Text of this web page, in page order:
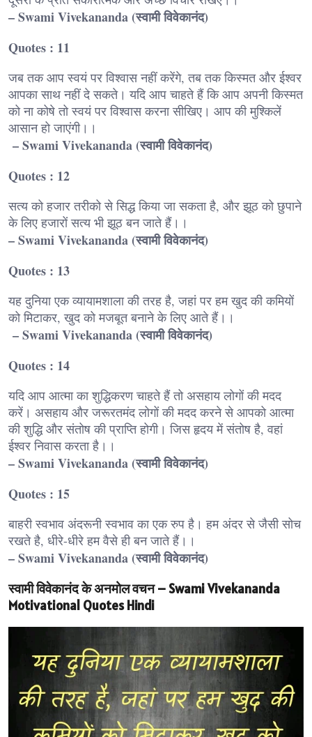
– Swami Vivekananda (स्वामी विवेकानंद)
Quotes : 11
जब तक आप स्वयं पर विश्वास नहीं करेंगे, तब तक किस्मत और ईश्वर
आपका साथ नहीं दे सकते। यदि आप चाहते हैं कि आप अपनी किस्मत
को ना कोषे तो स्वयं पर विश्वास करना सीखिए। आप की मुश्किलें
आसान हो जाएंगी।।
– Swami Vivekananda (स्वामी विवेकानंद)
Quotes : 12
सत्य को हजार तरीको से सिद्ध किया जा सकता है, और झूठ को छुपाने
के लिए हजारों सत्य भी झूठ बन जाते हैं।।
– Swami Vivekananda (स्वामी विवेकानंद)
Quotes : 13
यह दुनिया एक व्यायामशाला की तरह है, जहां पर हम खुद की कमियों
को मिटाकर, खुद को मजबूत बनाने के लिए आते हैं।।
– Swami Vivekananda (स्वामी विवेकानंद)
Quotes : 14
यदि आप आत्मा का शुद्धिकरण चाहते हैं तो असहाय लोगों की मदद
करें। असहाय और जरूरतमंद लोगों की मदद करने से आपको आत्मा
की शुद्धि और संतोष की प्राप्ति होगी। जिस हृदय में संतोष है, वहां
ईश्वर निवास करता है।।
– Swami Vivekananda (स्वामी विवेकानंद)
Quotes : 15
बाहरी स्वभाव अंदरूनी स्वभाव का एक रुप है। हम अंदर से जैसी सोच
रखते है, धीरे-धीरे हम वैसे ही बन जाते हैं।।
– Swami Vivekananda (स्वामी विवेकानंद)
स्वामी विवेकानंद के अनमोल वचन – Swami Vivekananda
Motivational Quotes Hindi